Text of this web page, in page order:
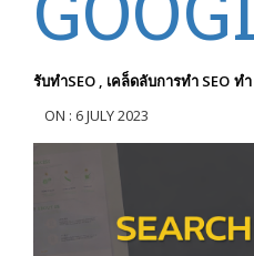
รับทำSEO , เคล็ดลับการทำ SEO ทำ
ON : 6 JULY 2023